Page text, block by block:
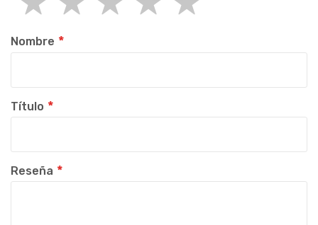
star
stars
stars
stars
stars
Nombre
Título
Reseña